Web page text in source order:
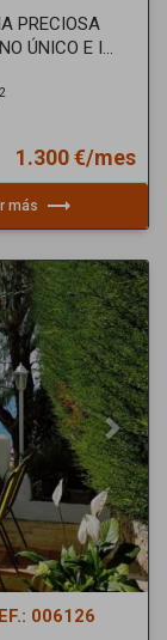
PRECIOSA
ÚNICO E I...
2
1.300 €/mes
más trending_flat
Next
006126